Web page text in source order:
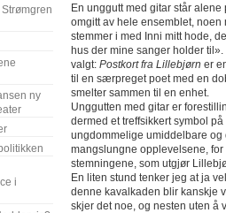
ny
i
En unggutt med gitar står
omgitt av hele ensemblet, noen
stemmer i med Inni mitt hode,
hus der mine sanger holder
valgt: Postkort fra Lillebjørn er
til en særpreget poet med en
smelter sammen til en enhet.
Unggutten med gitar er
dermed et treffsikkert symbol
ungdommelige umiddelbare
mangslungne opplevelsene,
stemningene, som utgjør
En liten stund tenker jeg at ja
denne kavalkaden blir kanskje
skjer det noe, og nesten uten å